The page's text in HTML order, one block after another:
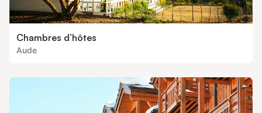
Chambres d’hôtes
Aude